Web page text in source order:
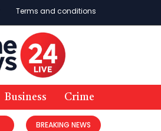
Terms and conditions
Business Crime
BREAKING NEWS